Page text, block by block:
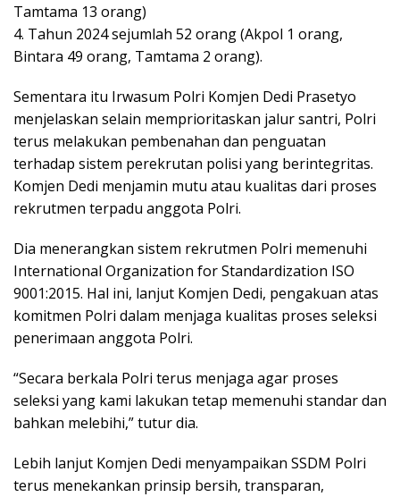
Tamtama 13 orang)
4. Tahun 2024 sejumlah 52 orang (Akpol 1 orang,
Bintara 49 orang, Tamtama 2 orang).
Sementara itu Irwasum Polri Komjen Dedi Prasetyo
menjelaskan selain memprioritaskan jalur santri, Polri
terus melakukan pembenahan dan penguatan
terhadap sistem perekrutan polisi yang berintegritas.
Komjen Dedi menjamin mutu atau kualitas dari proses
rekrutmen terpadu anggota Polri.
Dia menerangkan sistem rekrutmen Polri memenuhi
International Organization for Standardization ISO
9001:2015. Hal ini, lanjut Komjen Dedi, pengakuan atas
komitmen Polri dalam menjaga kualitas proses seleksi
penerimaan anggota Polri.
“Secara berkala Polri terus menjaga agar proses
seleksi yang kami lakukan tetap memenuhi standar dan
bahkan melebihi,” tutur dia.
Lebih lanjut Komjen Dedi menyampaikan SSDM Polri
terus menekankan prinsip bersih, transparan,